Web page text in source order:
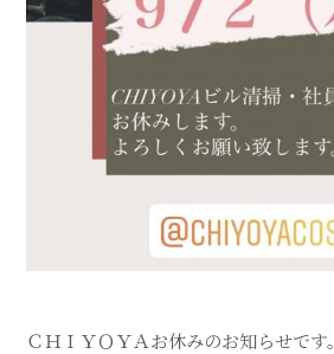
ＣＨＩＹＯＹＡお休みのお知らせです。